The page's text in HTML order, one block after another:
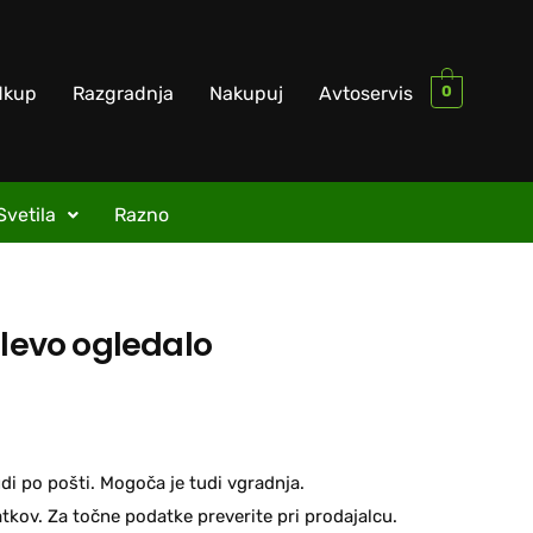
Razgradnja Nakupuj Avtoservis 0
Razno
levo ogledalo
po pošti. Mogoča je tudi vgradnja.
Za točne podatke preverite pri prodajalcu.